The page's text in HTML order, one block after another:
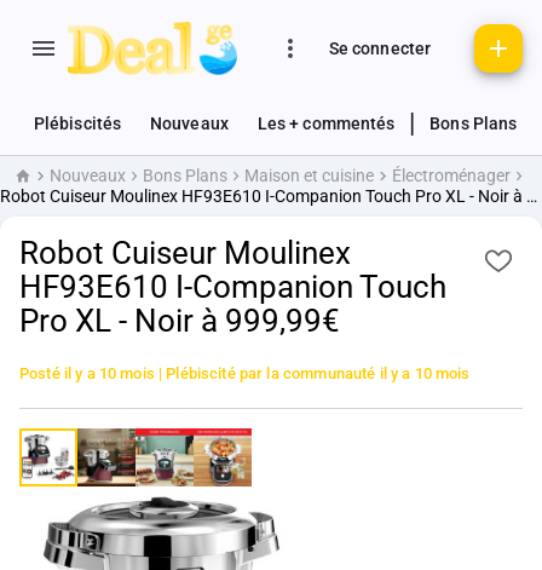
Se connecter
Plébiscités Nouveaux Les + commentés Bons Plans
AccueilNouveaux Bons Plans Maison et cuisine
Électroménager
Robot Cuiseur Moulinex HF93E610 I-Companion Touch Pro XL - Noir à 999,99€
Robot Cuiseur Moulinex
HF93E610 I-Companion Touch
Pro XL - Noir à 999,99€
Posté il y a 10 mois | Plébiscité par la communauté il y a 10 mois